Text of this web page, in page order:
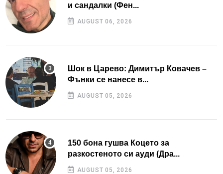
и сандалки (Фен...
AUGUST 06, 2026
Шок в Царево: Димитър Ковачев –
Фънки се нанесе в...
AUGUST 05, 2026
150 бона гушва Коцето за
разкостеното си ауди (Дра...
AUGUST 05, 2026